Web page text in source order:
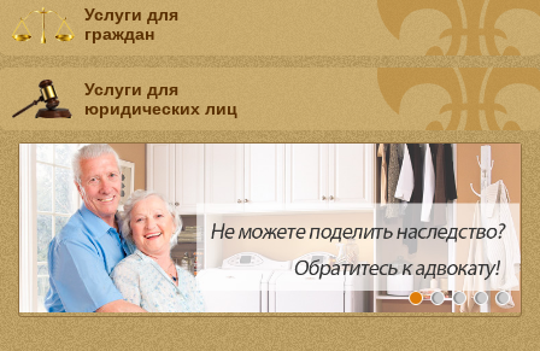
Услуги для
граждан
Услуги для
юридических лиц